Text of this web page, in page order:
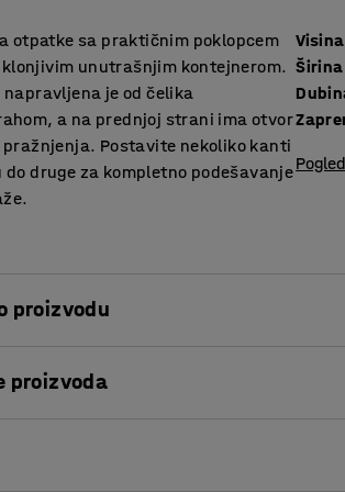
otpatke sa praktičnim poklopcem
unutrašnjim kontejnerom.
je od čelika
a na prednjoj strani ima otvor
Postavite nekoliko kanti
do druge za kompletno podešavanje
Visina
Širina
proizvodu
sebe.
proizvoda